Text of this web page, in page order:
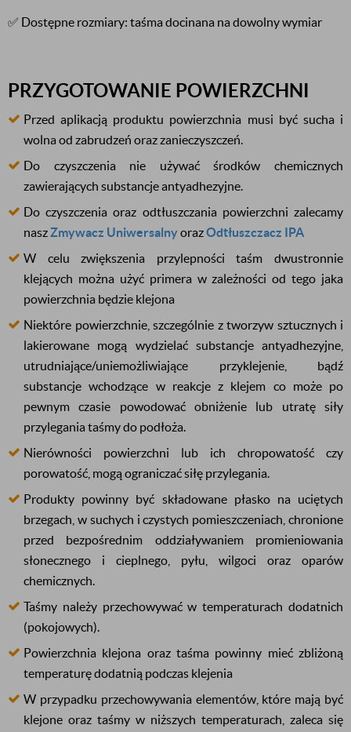
✅ Dostępne rozmiary: taśma docinana na dowolny wymiar
PRZYGOTOWANIE POWIERZCHNI
Przed aplikacją produktu powierzchnia musi być sucha i
wolna od zabrudzeń oraz zanieczyszczeń.
Do czyszczenia nie używać środków chemicznych
zawierających substancje antyadhezyjne.
Do czyszczenia oraz odtłuszczania powierzchni zalecamy
naszZmywacz UniwersalnyorazOdtłuszczacz IPA
W celu zwiększenia przylepności taśm dwustronnie
klejących można użyć primera w zależności od tego jaka
powierzchnia będzie klejona
Niektóre powierzchnie, szczególnie z tworzyw sztucznych i
lakierowane mogą wydzielać substancje antyadhezyjne,
utrudniające/uniemożliwiające przyklejenie, bądź
substancje wchodzące w reakcje z klejem co może po
pewnym czasie powodować obniżenie lub utratę siły
przylegania taśmy do podłoża.
Nierówności powierzchni lub ich chropowatość czy
porowatość, mogą ograniczać siłę przylegania.
Produkty powinny być składowane płasko na uciętych
brzegach, w suchych i czystych pomieszczeniach, chronione
przed bezpośrednim oddziaływaniem promieniowania
słonecznego i cieplnego, pyłu, wilgoci oraz oparów
chemicznych.
Taśmy należy przechowywać w temperaturach dodatnich
(pokojowych).
Powierzchnia klejona oraz taśma powinny mieć zbliżoną
temperaturę dodatnią podczas klejenia
W przypadku przechowywania elementów, które mają być
klejone oraz taśmy w niższych temperaturach, zaleca się